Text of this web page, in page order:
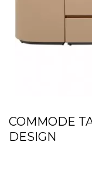
COMMODE
DESIGN